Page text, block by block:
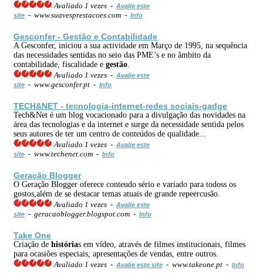
Avaliado 1 vezes - Avalie este
site - www.suavesprestacoes.com - Info
Gesconfer - Gestão e Contabilidade
A Gesconfer, iniciou a sua actividade em Março de 1995, na sequência
das necessidades sentidas no seio das PME’s e no âmbito da
contabilidade, fiscalidade e gestão
Avaliado 1 vezes - Avalie este
site - www.gesconfer.pt - Info
TECH&NET - tecnologia-internet-redes sociais-gadge
Tech&Net é um blog vocacionado para a divulgação das novidades na
área das tecnologias e da internet e surge da necessidade sentida pelos
seus autores de ter um centro de conteúdos de qualidade...
Avaliado 1 vezes - Avalie este
site - www.techenet.com - Info
Geração Blogger
O Geração Blogger oferece conteudo sério e variado para todoss os
gostos,além de se destacar temas atuais de grande repeercusão.
Avaliado 1 vezes - Avalie este
site - geracaoblogger.blogspot.com - Info
Take One
Criação de histórias em vídeo, através de filmes institucionais, filmes
para ocasiões especiais, apresentações de vendas, entre outros.
Avaliado 1 vezes - Avalie este site - www.takeone.pt - Info